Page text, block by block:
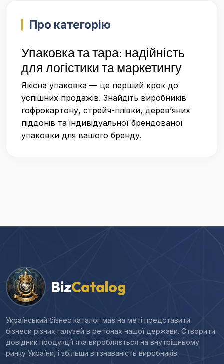
Про категорію
Упаковка та тара: надійність
для логістики та маркетингу
Якісна упаковка — це перший крок до
успішних продажів. Знайдіть виробників
гофрокартону, стрейч-плівки, дерев’яних
піддонів та індивідуальної брендованої
упаковки для вашого бренду.
BizCatalog
Український бізнес каталог має на меті представити
бізнеси різних галузей в регіонах нашої держави. Створити
довідник продукції яка виробляється на внутрішньому
ринку України, і збільши впізнаваність виробників.